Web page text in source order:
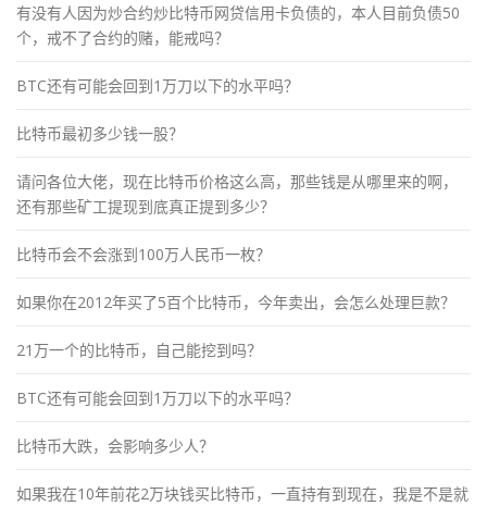
有没有人因为炒合约炒比特币网贷信用卡负债的，本人目前负债50
个，戒不了合约的赌，能戒吗？
BTC还有可能会回到1万刀以下的水平吗？
比特币最初多少钱一股？
请问各位大佬，现在比特币价格这么高，那些钱是从哪里来的啊，
还有那些矿工提现到底真正提到多少？
比特币会不会涨到100万人民币一枚？
如果你在2012年买了5百个比特币，今年卖出，会怎么处理巨款？
21万一个的比特币，自己能挖到吗？
BTC还有可能会回到1万刀以下的水平吗？
比特币大跌，会影响多少人？
如果我在10年前花2万块钱买比特币，一直持有到现在，我是不是就